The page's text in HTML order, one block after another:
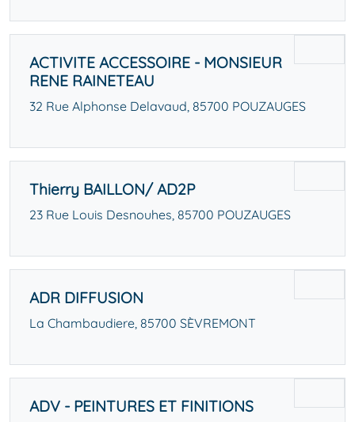
ACTIVITE ACCESSOIRE - MONSIEUR
RENE RAINETEAU
32 Rue Alphonse Delavaud, 85700 POUZAUGES
Thierry BAILLON/ AD2P
23 Rue Louis Desnouhes, 85700 POUZAUGES
ADR DIFFUSION
La Chambaudiere, 85700 SÈVREMONT
ADV - PEINTURES ET FINITIONS